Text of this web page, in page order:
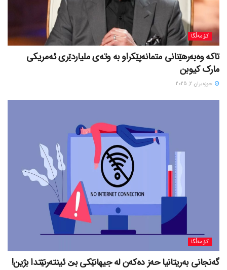
کۆمەڵگا
تاکە وەبەرهێنانی متمانەپێکراو بە وتەی ملیاردێری ئەمریکی
مارک کیوبن
حوزه‌یران 2, 2025
کۆمەڵگا
گەنجانی بەریتانیا حەز دەکەن لە جیهانێکی بێ ئینتەرنێتدا بژین!